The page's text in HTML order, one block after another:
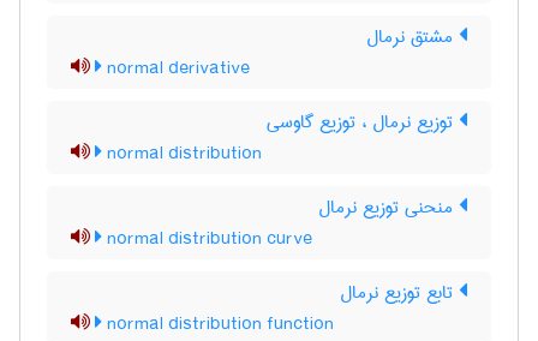
مشتق نرمال
normal derivative
توزیع نرمال ، توزیع گاوسی
normal distribution
منحنی توزیع نرمال
normal distribution curve
تابع توزیع نرمال
normal distribution function